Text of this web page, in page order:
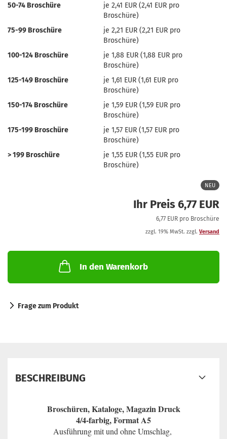
50-74 Broschüre
je 2,41 EUR (2,41 EUR pro
Broschüre)
75-99 Broschüre
je 2,21 EUR (2,21 EUR pro
Broschüre)
100-124 Broschüre
je 1,88 EUR (1,88 EUR pro
Broschüre)
125-149 Broschüre
je 1,61 EUR (1,61 EUR pro
Broschüre)
150-174 Broschüre
je 1,59 EUR (1,59 EUR pro
Broschüre)
175-199 Broschüre
je 1,57 EUR (1,57 EUR pro
Broschüre)
> 199 Broschüre
je 1,55 EUR (1,55 EUR pro
Broschüre)
NEU
Ihr Preis 6,77 EUR
6,77 EUR pro Broschüre
zzgl. 19% MwSt. zzgl. Versand
In den Warenkorb
Frage zum Produkt
BESCHREIBUNG
Broschüren, Kataloge, Magazin Druck
4/4-farbig, Format A5
Ausführung mit und ohne Umschlag,